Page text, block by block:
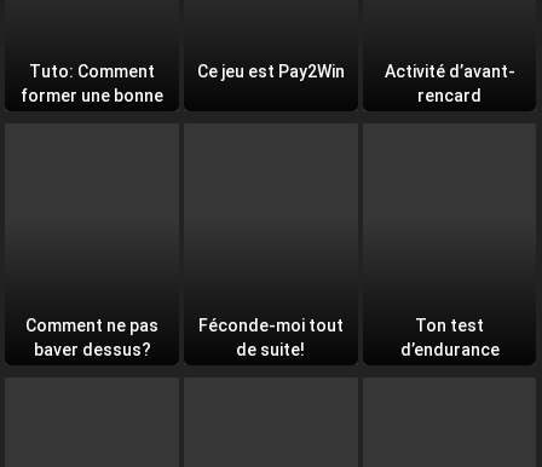
Tuto: Comment
former une bonne
Ce jeu est Pay2Win
Activité d’avant-
rencard
Comment ne pas
baver dessus?
Féconde-moi tout
de suite!
Ton test
d’endurance